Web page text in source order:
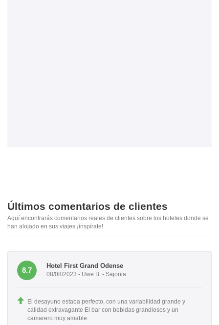
Últimos comentarios de clientes
Aquí encontrarás comentarios reales de clientes sobre los hoteles donde se
han alojado en sus viajes ¡inspírate!
8.7
Hotel First Grand Odense
08/08/2023 - Uwe B. - Sajonia
El desayuno estaba perfecto, con una variabilidad grande y
calidad extravagante El bar con bebidas grandiosos y un
camarero muy amable